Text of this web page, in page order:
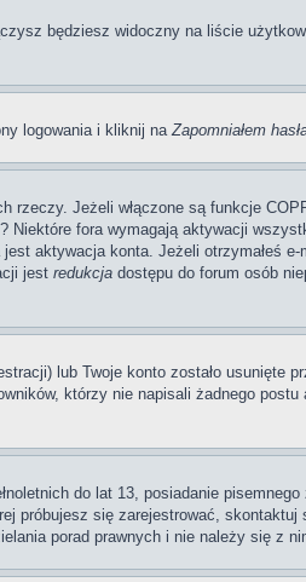
będziesz widoczny na liście
logowania i kliknij naZapomniałem
Jeżeli włączone są funkcje
fora wymagają aktywacji
aktywacja konta. Jeżeli otrzymałeś
jest redukcja dostępu do forum osób
lub Twoje konto zostało usunięte
którzy nie napisali żadnego
do lat 13, posiadanie
próbujesz się zarejestrować,
porad prawnych i nie należy się z